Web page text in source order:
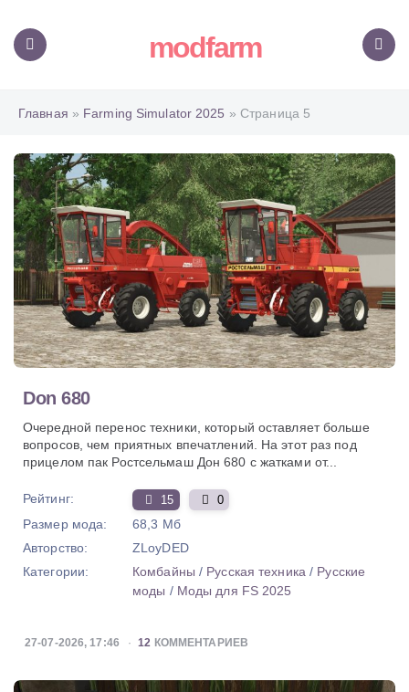
modfarm
Главная » Farming Simulator 2025 » Страница 5
Don 680
Очередной перенос техники, который оставляет больше
вопросов, чем приятных впечатлений. На этот раз под
прицелом пак Ростсельмаш Дон 680 с жатками от...
Рейтинг: 15 0
Размер мода:
68,3 Мб
Авторство:
ZLoyDED
Категории:
Комбайны / Русская техника/ Русские
моды / Моды для FS 2025
27-07-2026, 17:46 12 КОММЕНТАРИЕВ